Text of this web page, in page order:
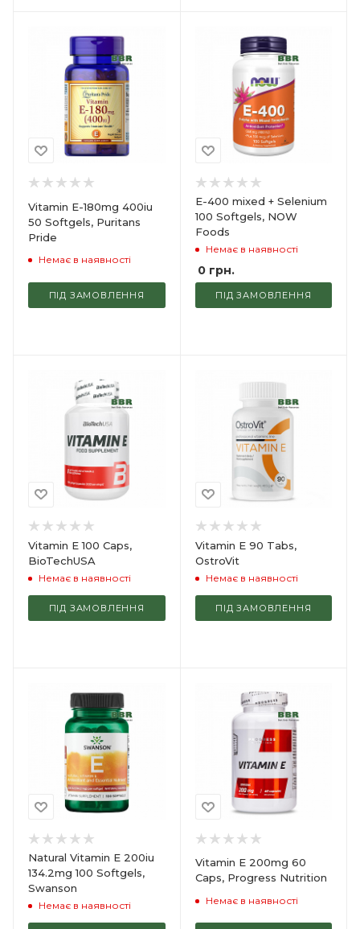
Vitamin E-180mg 400iu
50 Softgels, Puritans
Pride
Немає в наявності
ПІД ЗАМОВЛЕННЯ
E-400 mixed + Selenium
100 Softgels, NOW
Foods
Немає в наявності
0грн.
ПІД ЗАМОВЛЕННЯ
Vitamin E 100 Caps,
BioTechUSA
Немає в наявності
ПІД ЗАМОВЛЕННЯ
Vitamin E 90 Tabs,
OstroVit
Немає в наявності
ПІД ЗАМОВЛЕННЯ
Natural Vitamin E 200iu
134.2mg 100 Softgels,
Swanson
Немає в наявності
Vitamin E 200mg 60
Caps, Progress Nutrition
Немає в наявності